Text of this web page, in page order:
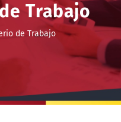
Trabajo
de Trabajo